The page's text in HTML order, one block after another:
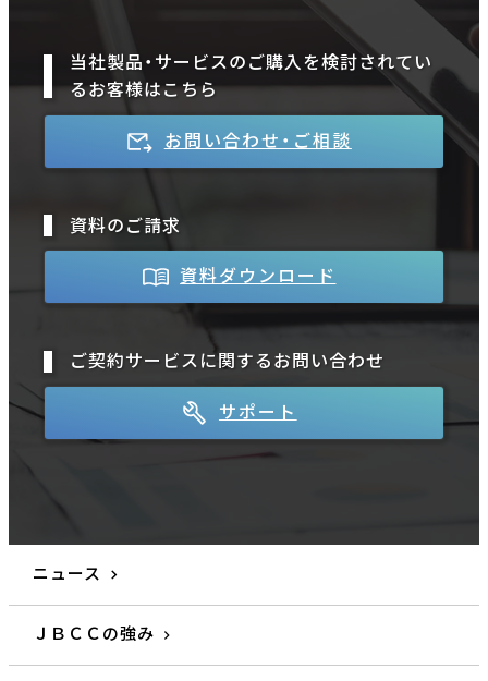
当社製品・サービスのご購入を検討されてい
るお客様はこちら
お問い合わせ・ご相談
資料のご請求
資料ダウンロード
ご契約サービスに関するお問い合わせ
サポート
ニュース
ＪＢＣＣの強み